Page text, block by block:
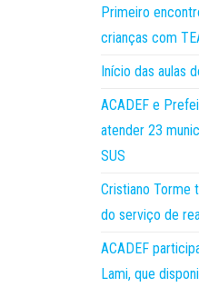
Primeiro
crianças com
Início das aulas
ACADEF e
atender 23
SUS
Cristiano Torme
do serviço de
ACADEF
Lami, que